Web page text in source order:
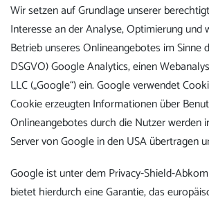
Wir setzen auf Grundlage unserer
Interesse an der Analyse, Optimierung
Betrieb unseres Onlineangebotes im Sinne
DSGVO) Google Analytics, einen
LLC („Google“) ein. Google verwendet
Cookie erzeugten Informationen über
Onlineangebotes durch die Nutzer werden
Server von Google in den USA übertragen
Google ist unter dem Privacy-Shield-
bietet hierdurch eine Garantie, das